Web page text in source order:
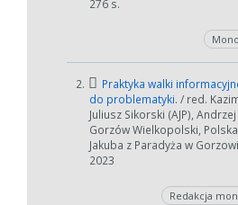
W zależności od ilości danych do
może się
Jeśli generowanie trwa zbyt długo
zmniejszając
Anuluj
276 s.
2.
Praktyka walki
do problematyki. / red.
Juliusz Sikorski (AJP),
Gorzów Wielkopolski,
Jakuba z Paradyża w
2023
Redakcja